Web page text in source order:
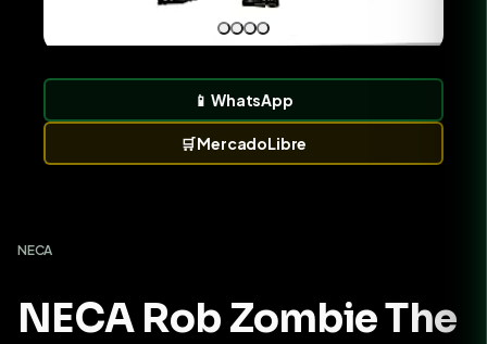
📱WhatsApp
🛒MercadoLibre
NECA
NECA Rob Zombie The